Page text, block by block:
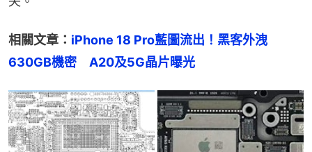
相關文章： iPhone 18 Pro藍圖流出！黑客外洩
630GB機密　A20及5G晶片曝光